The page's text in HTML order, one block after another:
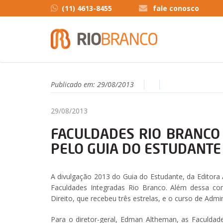
(11) 4613-8455 fale conosco
Publicado em: 29/08/2013
29/08/2013
FACULDADES RIO
PELO GUIA DO ESTUDANTE
A divulgação 2013 do Guia do Estudante, da
Faculdades Integradas Rio Branco. Além dessa
Direito, que recebeu três estrelas, e o curso de
Para o diretor-geral, Edman Altheman, as